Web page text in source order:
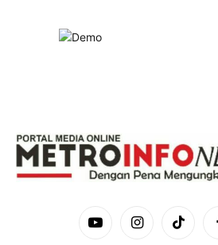
YouTubeInstagramTikTok